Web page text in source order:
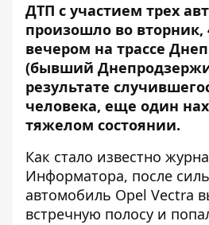
ДТП с участием трех
произошло во вторник,
вечером на трассе
(бывший
результате
человека, еще один
тяжелом состоянии.
Как стало известно
Информатора, после
автомобиль Opel Vectra
встречную полосу и